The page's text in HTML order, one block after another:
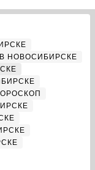
НОВОСИБИРСКЕ